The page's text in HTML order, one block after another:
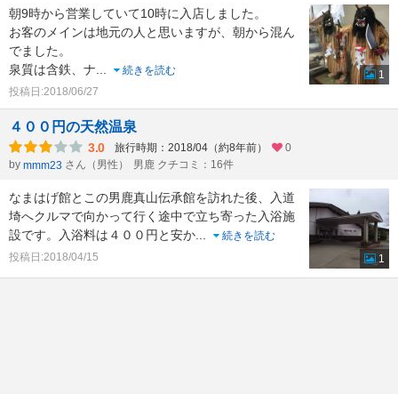
朝9時から営業していて10時に入店しました。
お客のメインは地元の人と思いますが、朝から混ん
でました。
泉質は含鉄、ナ...
続きを読む
投稿日:2018/06/27
1
４００円の天然温泉
3.0 旅行時期：2018/04（約8年前）
0
by mmm23 さん（男性） 男鹿 クチコミ：16件
なまはげ館とこの男鹿真山伝承館を訪れた後、入道
埼へクルマで向かって行く途中で立ち寄った入浴施
設です。入浴料は４００円と安か...
続きを読む
投稿日:2018/04/15
1